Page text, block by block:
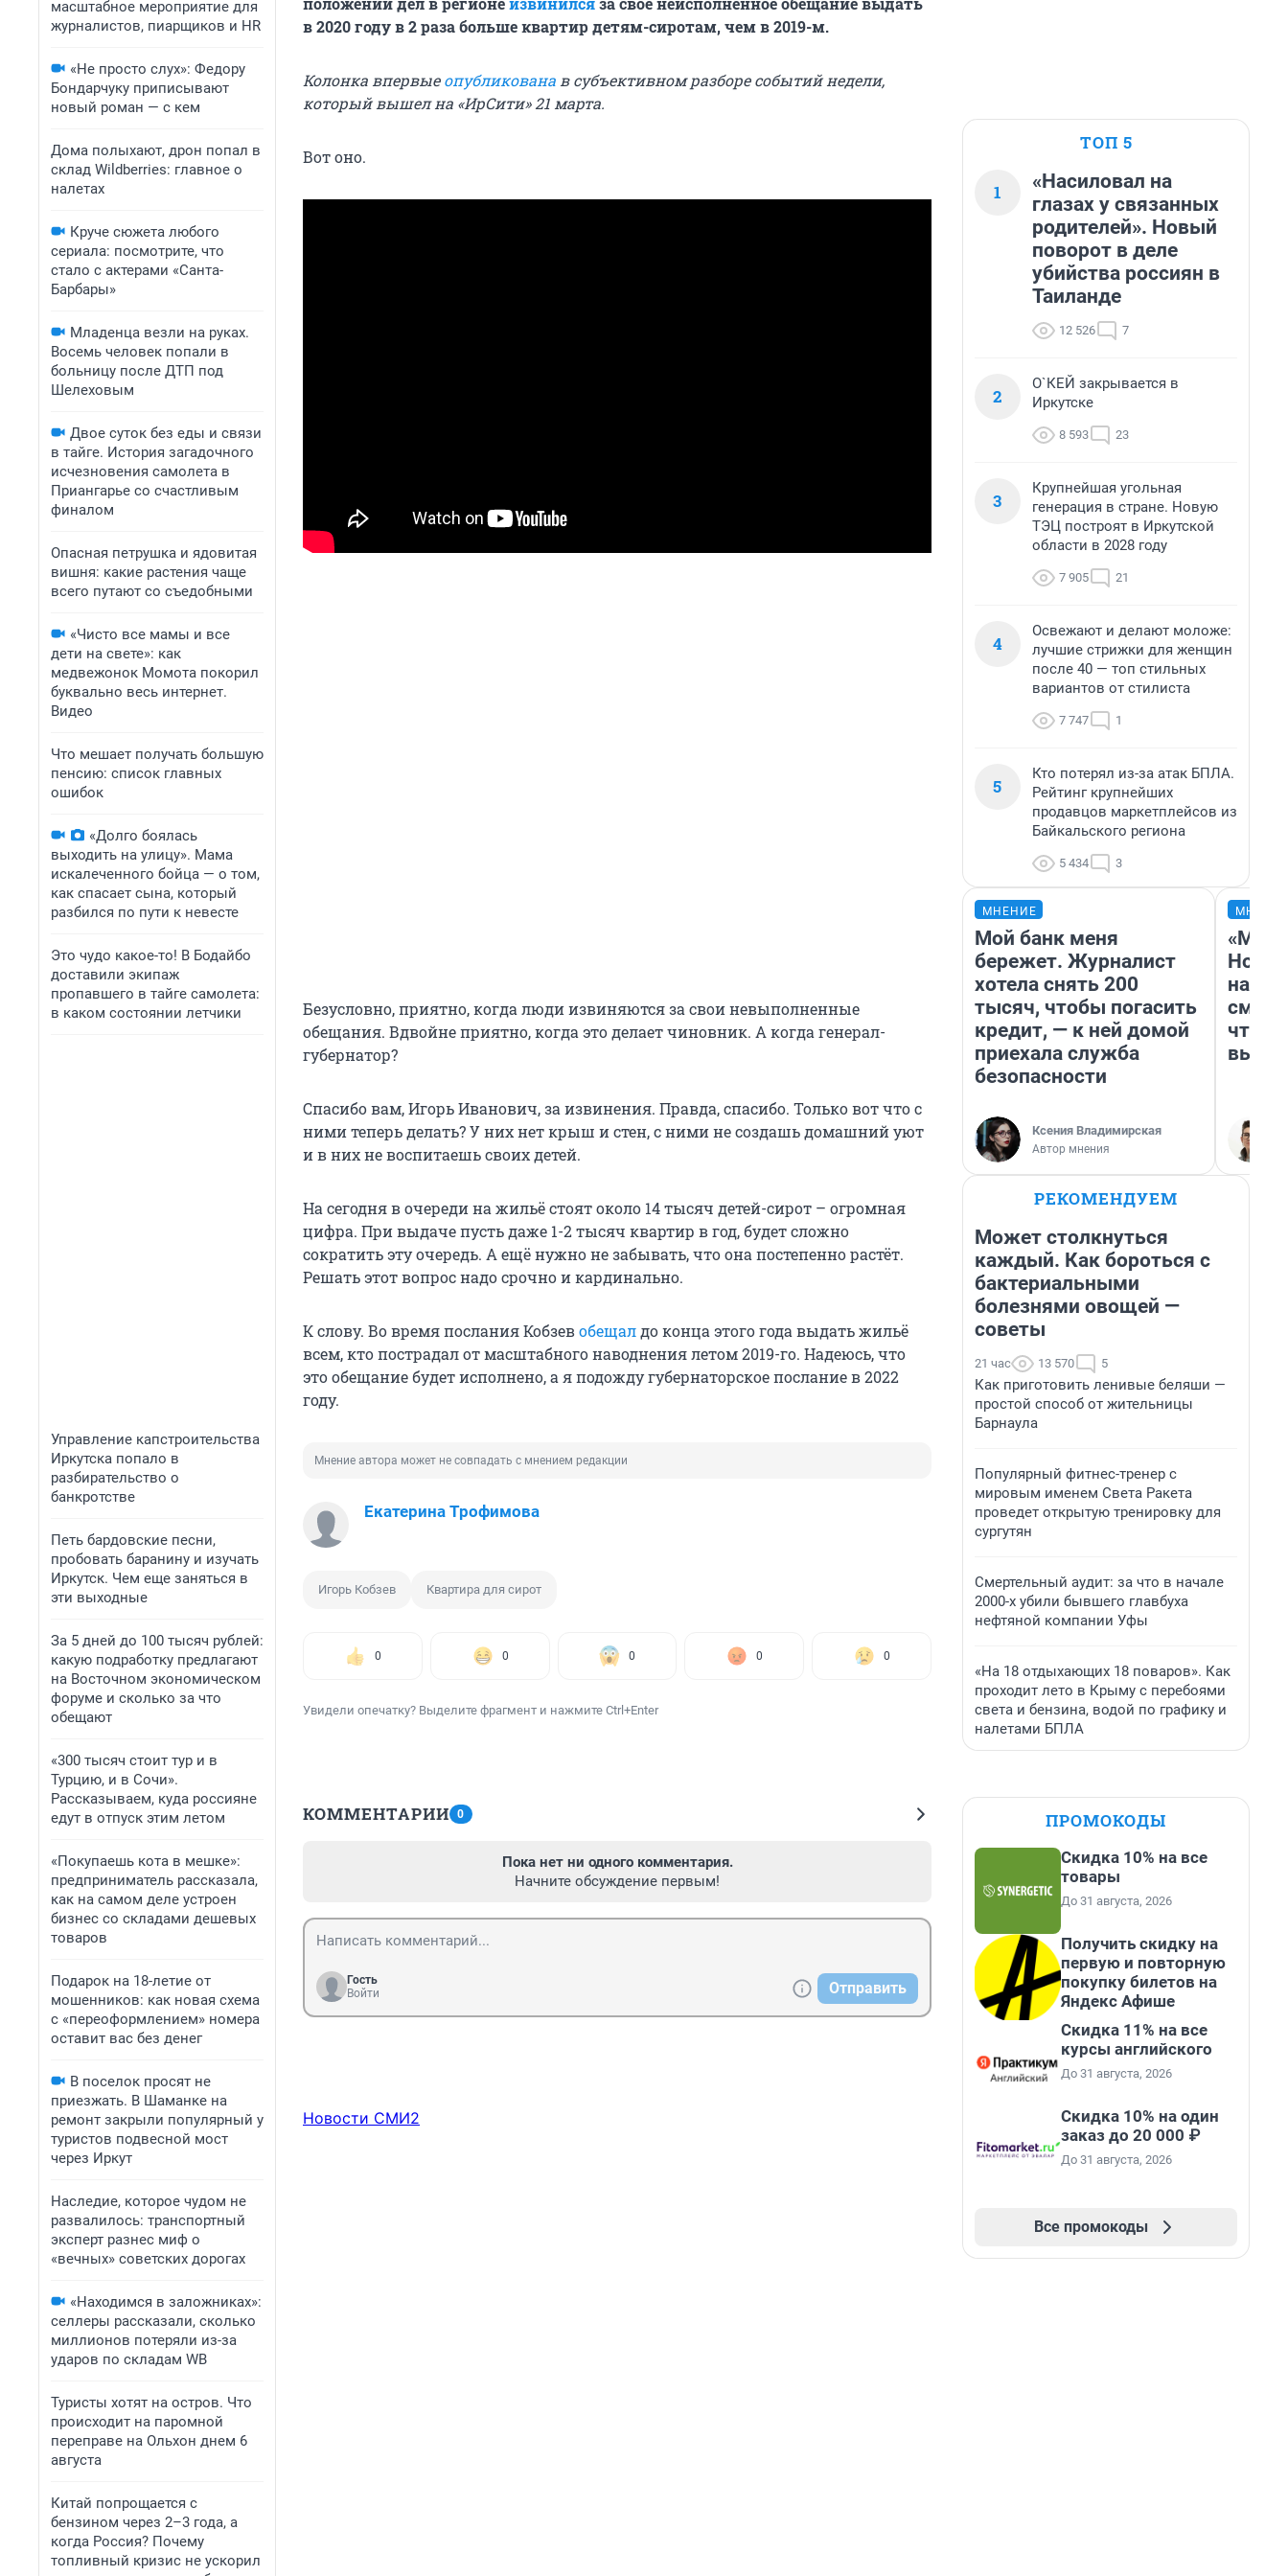
масштабное мероприятие для
журналистов, пиарщиков и HR
«Не просто слух»: Федору
Бондарчуку приписывают
новый роман — с кем
Дома полыхают, дрон попал в
склад Wildberries: главное о
налетах
Круче сюжета любого
сериала: посмотрите, что
стало с актерами «Санта-
Барбары»
Младенца везли на руках.
Восемь человек попали в
больницу после ДТП под
Шелеховым
Двое суток без еды и связи
в тайге. История загадочного
исчезновения самолета в
Приангарье со счастливым
финалом
Опасная петрушка и ядовитая
вишня: какие растения чаще
всего путают со съедобными
«Чисто все мамы и все
дети на свете»: как
медвежонок Момота покорил
буквально весь интернет.
Видео
Что мешает получать большую
пенсию: список главных
ошибок
«Долго боялась
выходить на улицу». Мама
искалеченного бойца — о том,
как спасает сына, который
разбился по пути к невесте
Это чудо какое-то! В Бодайбо
доставили экипаж
пропавшего в тайге самолета:
в каком состоянии летчики
Управление капстроительства
Иркутска попало в
разбирательство о
банкротстве
Петь бардовские песни,
пробовать баранину и изучать
Иркутск. Чем еще заняться в
эти выходные
За 5 дней до 100 тысяч рублей:
какую подработку предлагают
на Восточном экономическом
форуме и сколько за что
обещают
«300 тысяч стоит тур и в
Турцию, и в Сочи».
Рассказываем, куда россияне
едут в отпуск этим летом
«Покупаешь кота в мешке»:
предприниматель рассказала,
как на самом деле устроен
бизнес со складами дешевых
товаров
Подарок на 18-летие от
мошенников: как новая схема
с «переоформлением» номера
оставит вас без денег
В поселок просят не
приезжать. В Шаманке на
ремонт закрыли популярный у
туристов подвесной мост
через Иркут
Наследие, которое чудом не
развалилось: транспортный
эксперт разнес миф о
«вечных» советских дорогах
«Находимся в заложниках»:
селлеры рассказали, сколько
миллионов потеряли из-за
ударов по складам WB
Туристы хотят на остров. Что
происходит на паромной
переправе на Ольхон днем 6
августа
Китай попрощается с
бензином через 2–3 года, а
когда Россия? Почему
топливный кризис не ускорил
в 2020 году в 2 раза больше квартир детям-сиротам, чем в 2019-м.
Колонка впервыеопубликована в субъективном разборе событий недели,
который вышел на «ИрСити» 21 марта.
Вот оно.
Безусловно, приятно, когда люди извиняются за свои невыполненные
обещания. Вдвойне приятно, когда это делает чиновник. А когда генерал-
губернатор?
Спасибо вам, Игорь Иванович, за извинения. Правда, спасибо. Только вот что с
ними теперь делать? У них нет крыш и стен, с ними не создашь домашний уют
и в них не воспитаешь своих детей.
На сегодня в очереди на жильё стоят около 14 тысяч детей-сирот – огромная
цифра. При выдаче пусть даже 1-2 тысяч квартир в год, будет сложно
сократить эту очередь. А ещё нужно не забывать, что она постепенно растёт.
Решать этот вопрос надо срочно и кардинально.
К слову. Во время послания Кобзевобещалдо конца этого года выдать жильё
всем, кто пострадал от масштабного наводнения летом 2019-го. Надеюсь, что
это обещание будет исполнено, а я подожду губернаторское послание в 2022
году.
Мнение автора может не совпадать с мнением редакции
Екатерина Трофимова
Игорь Кобзев Квартира для сирот
0 0 0 0 0
Увидели опечатку? Выделите фрагмент и нажмите Ctrl+Enter
КОММЕНТАРИИ 0
Пока нет ни одного комментария.
Начните обсуждение первым!
Гость
Войти
Отправить
Новости СМИ2
ТОП 5
1
«Насиловал на
глазах у связанных
родителей». Новый
поворот в деле
убийства россиян в
Таиланде
12 526 7
2
О`КЕЙ закрывается в
Иркутске
8 593 23
3
Крупнейшая угольная
генерация в стране. Новую
ТЭЦ построят в Иркутской
области в 2028 году
7 905 21
4
Освежают и делают моложе:
лучшие стрижки для женщин
после 40 — топ стильных
вариантов от стилиста
7 747 1
5
Кто потерял из-за атак БПЛА.
Рейтинг крупнейших
продавцов маркетплейсов из
Байкальского региона
5 434 3
МНЕНИЕ
Мой банк меня
бережет. Журналист
хотела снять 200
тысяч, чтобы погасить
кредит, — к ней домой
приехала служба
безопасности
Ксения Владимирская
Автор мнения
«Мы
РЕКОМЕНДУЕМ
Может столкнуться
каждый. Как бороться с
бактериальными
болезнями овощей —
советы
21 час 13 570 5
Как приготовить ленивые беляши —
простой способ от жительницы
Барнаула
Популярный фитнес-тренер с
мировым именем Света Ракета
проведет открытую тренировку для
сургутян
Смертельный аудит: за что в начале
2000-х убили бывшего главбуха
нефтяной компании Уфы
«На 18 отдыхающих 18 поваров». Как
проходит лето в Крыму с перебоями
света и бензина, водой по графику и
налетами БПЛА
ПРОМОКОДЫ
Скидка 10% на все
товары
До 31 августа, 2026
Получить скидку на
первую и повторную
покупку билетов на
Яндекс Афише
Скидка 11% на все
курсы английского
До 31 августа, 2026
Скидка 10% на один
заказ до 20 000 ₽
До 31 августа, 2026
Все промокоды